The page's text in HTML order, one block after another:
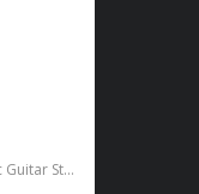
11 - 52 Flatwound Electric Guitar Strings Light